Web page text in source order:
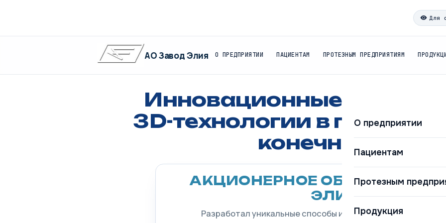
Для
АО Завод Элия О ПРЕДПРИЯТИИ ПАЦИЕНТАМ ПРОТЕЗНЫМ ПРЕДПРИЯТИЯМ
О предприятии
Пациентам
Протезным
Продукция
Инновационные
3D-технологии в
конечностей
АКЦИОНЕРНОЕ ОБЩЕСТВО
ЭЛИЯ
Разработал уникальные способы изготовления 3Д-